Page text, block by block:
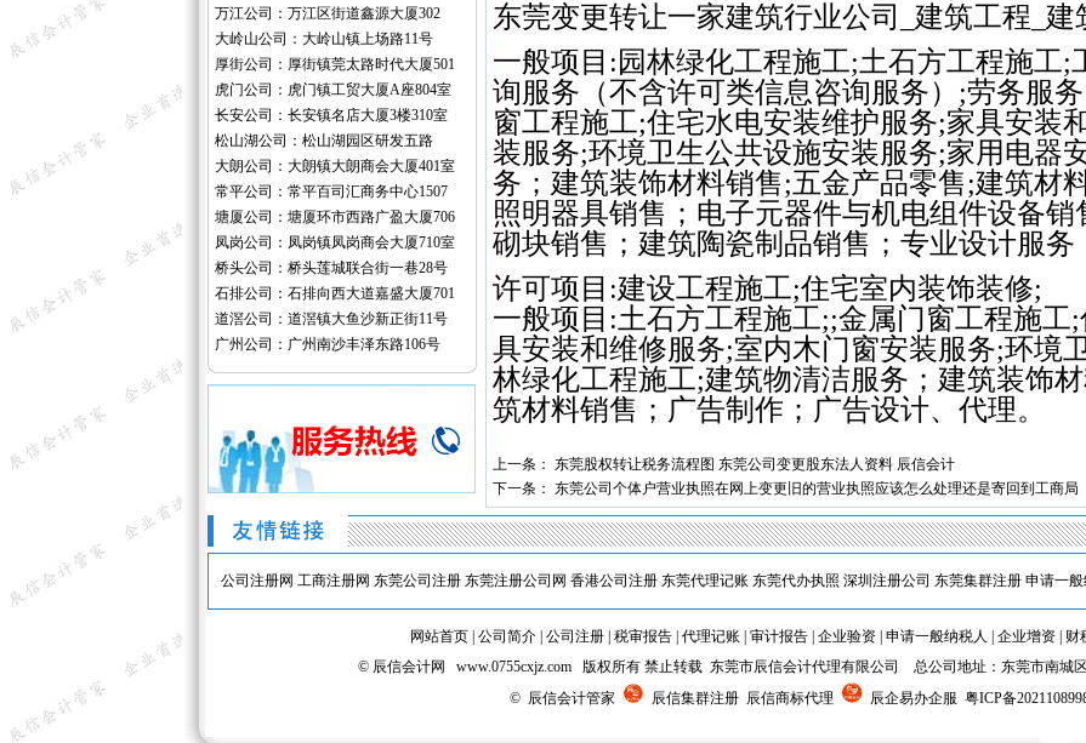
1 2
万江公司：万江区街道鑫源大厦302
大岭山公司：大岭山镇上场路11号
厚街公司：厚街镇莞太路时代大厦501
虎门公司：虎门镇工贸大厦A座804室
长安公司：长安镇名店大厦3楼310室
松山湖公司：松山湖园区研发五路
大朗公司：大朗镇大朗商会大厦401室
常平公司：常平百司汇商务中心1507
塘厦公司：塘厦环市西路广盈大厦706
凤岗公司：凤岗镇凤岗商会大厦710室
桥头公司：桥头莲城联合街一巷28号
石排公司：石排向西大道嘉盛大厦701
道滘公司：道滘镇大鱼沙新正街11号
广州公司：广州南沙丰泽东路106号
东莞变更转让一家建筑行业公司_建筑工程_建
一般项目:园林绿化工程施工;土石方工程施工;
询服务（不含许可类信息咨询服务）;劳务服
窗工程施工;住宅水电安装维护服务;家具安装
装服务;环境卫生公共设施安装服务;家用电器
务；建筑装饰材料销售;五金产品零售;建筑材
照明器具销售；电子元器件与机电组件设备
砌块销售；建筑陶瓷制品销售；专业设计服务
许可项目:建设工程施工;住宅室内装饰装修;
一般项目:土石方工程施工;;金属门窗工程施工
具安装和维修服务;室内木门窗安装服务;环境
林绿化工程施工;建筑物清洁服务；建筑装饰
筑材料销售；广告制作；广告设计、代理。
上一条： 东莞股权转让税务流程图 东莞公司变更股东法人资料 辰信会计
下一条： 东莞公司个体户营业执照在网上变更旧的营业执照应该怎么处理还是寄回到工商局
公司注册网 工商注册网 东莞公司注册 东莞注册公司网 香港公司注册 东莞代理记账 东莞代办执照 深圳注册公司 东莞集群注册 申请一般
网站首页 公司简介 公司注册 税审报告 代理记账 审计报告 企业验资 申请一般纳税人 企业增资 财
© 辰信会计网 www.0755cxjz.com 版权所有 禁止转载 东莞市辰信会计代理有限公司 总公司地址：东莞市南城
© 辰信会计管家
辰信集群注册 辰信商标代理 辰企易办企服 粤ICP备